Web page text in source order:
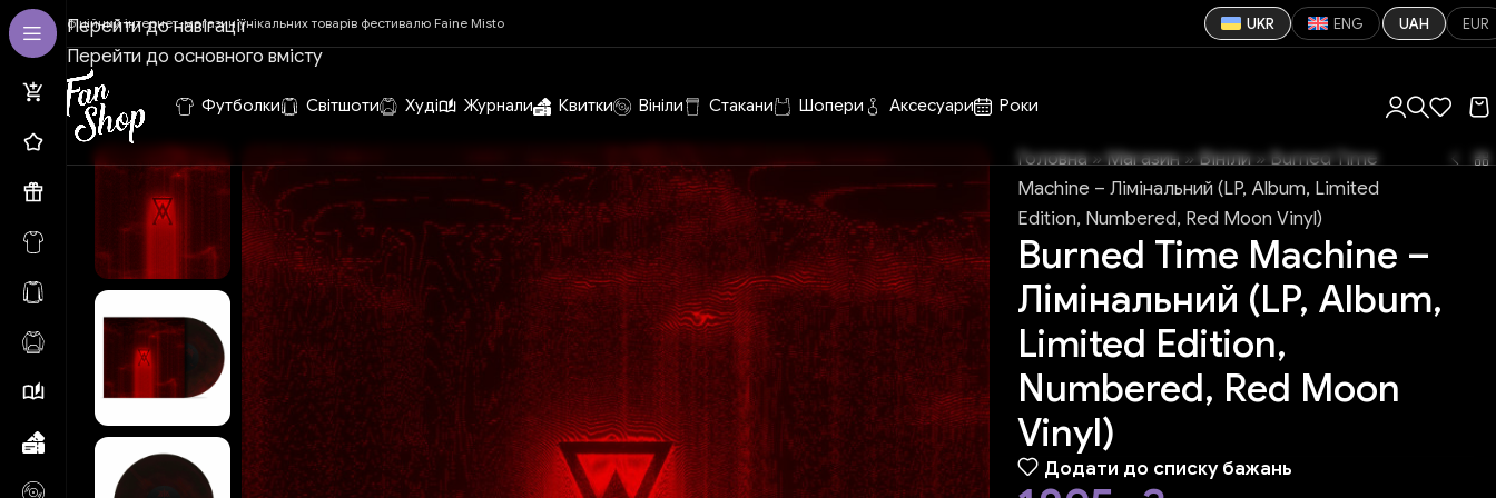
Перейти до навігації
Перейти до основного вмісту
Офіційний інтернет-магазин унікальних товарів фестивалю Faine Misto UKR ENG UAH EUR
Футболки Світшоти Худі Журнали Квитки Вініли Стакани Шопери Аксесуари Роки
Головна» Магазин» Вініли» Burned Time
Machine – Лімінальний (LP, Album, Limited
Edition, Numbered, Red Moon Vinyl)
Burned Time Machine –
Лімінальний (LP, Album,
Limited Edition,
Numbered, Red Moon
Vinyl)
Додати до списку бажань